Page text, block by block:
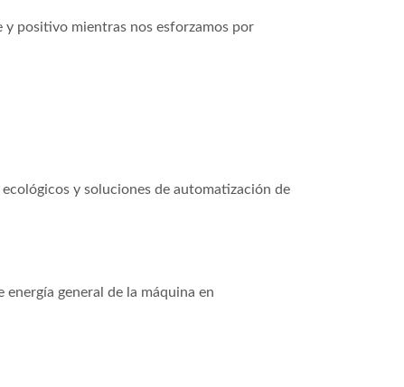
positivo mientras nos esforzamos por
y soluciones de automatización de
general de la máquina en